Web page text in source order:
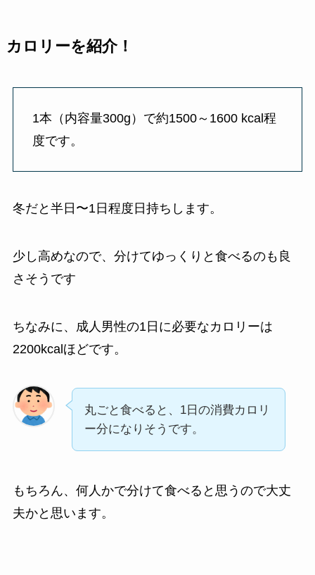
カロリーを紹介！
1本（内容量300g）で約1500～1600 kcal程
度です。
冬だと半日〜1日程度日持ちします。
少し高めなので、分けてゆっくりと食べるのも良
さそうです
ちなみに、成人男性の1日に必要なカロリーは
2200kcalほどです。
丸ごと食べると、1日の消費カロリ
ー分になりそうです。
もちろん、何人かで分けて食べると思うので大丈
夫かと思います。